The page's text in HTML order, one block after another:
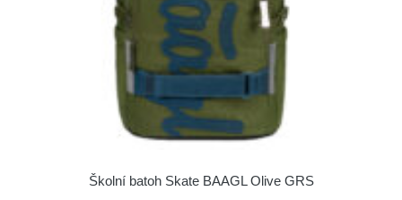
Školní batoh Skate BAAGL Olive GRS